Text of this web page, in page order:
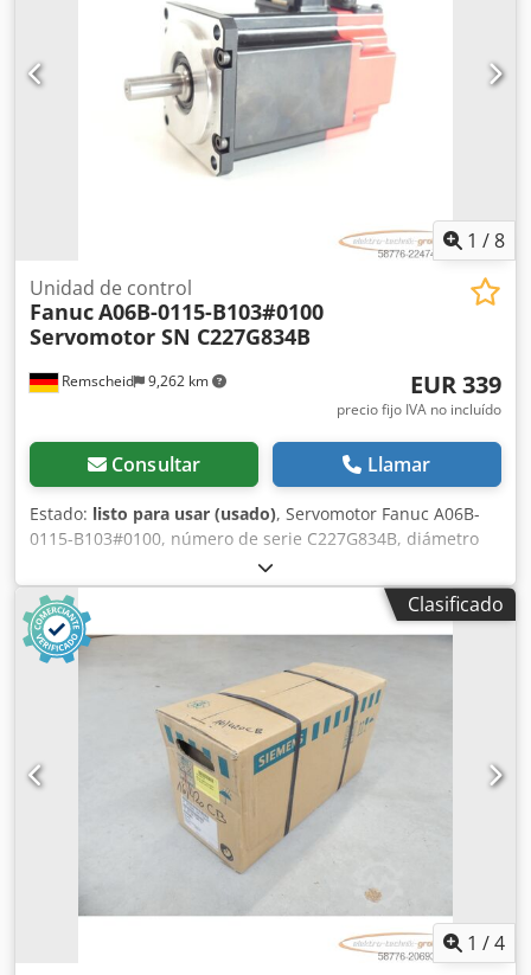
1 /8
Remscheid 9,262 km
Unidad de control
FanucA06B-0115-B103#0100
Servomotor SN C227G834B
EUR 339
precio fijo IVA no incluído
Consultar Llamar
Estado: listo para usar (usado), Servomotor Fanuc A06B-
0115-B103#0100, número de serie C227G834B, diámetro
del eje: 9 mm, longitud del eje: 20 mm, diámetro de la
brida: 50 mm, usado, en buen estado de conservación,
funcionamiento al 100%, el alcance del suministro se
indica en las fotos. Crjdpfx Aszq N N Tjd Sjf
Clasificado
1 /4